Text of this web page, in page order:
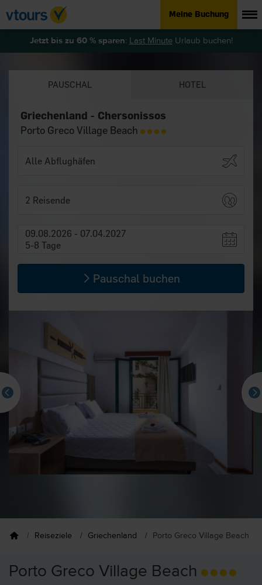
Meine Buchung
Jetzt bis zu 60 % sparen: Last MinuteUrlaub buchen!
PAUSCHAL HOTEL
Griechenland - Chersonissos
Porto Greco Village Beach
2 Reisende
09.08.2026 - 07.04.2027
5-8 Tage
Pauschal buchen
Reiseziele Griechenland Porto Greco Village Beach
Porto Greco Village Beach